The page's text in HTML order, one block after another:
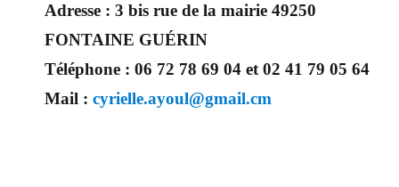
Adresse : 3 bis rue de la mairie 49250
FONTAINE GUÉRIN
Téléphone : 06 72 78 69 04 et 02 41 79 05 64
Mail : cyrielle.ayoul@gmail.cm